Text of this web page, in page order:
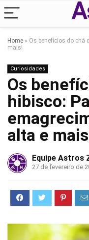
Home » Os benefícios do chá
mais!
Curiosidades
Os
hibisco:
alta e
Equipe Astros
27 de fevereiro de